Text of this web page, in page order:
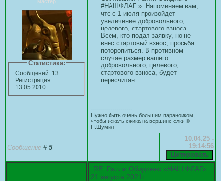
мастер
Статистика:
Сообщений: 13
Регистрация:
13.05.2010
#НАШФЛАГ ». Напоминаем вам,
что с 1 июля произойдет
увеличение добровольного,
целевого, стартового взноса.
Всем, кто подал заявку, но не
внес стартовый взнос, просьба
поторопиться. В противном
случае размер вашего
добровольного, целевого,
стартового взноса, будет
пересчитан.
---------------------
Нужно быть очень большим параноиком,
чтобы искать ежика на вершине елки ©
П.Шумил
Сообщение # 5
10.04.25 -
19:14:56
RE: Ралли Обидиенс «НАШ ФЛАГ»
21 августа 2021г.